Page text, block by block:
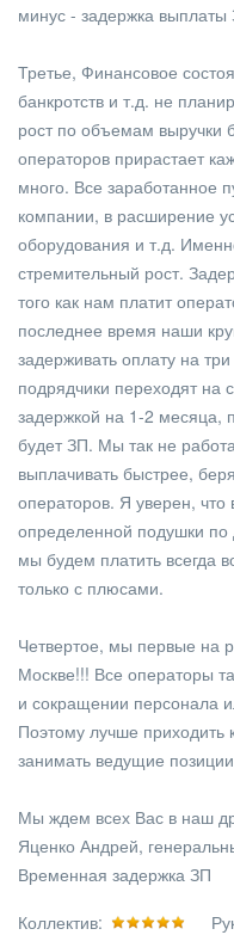
минус - задержка выплаты
Третье, Финансовое
банкротств и т.д. не
рост по объемам выручки
операторов прирастает
много. Все заработанное
компании, в расширение
оборудования и т.д.
стремительный рост.
того как нам платит
последнее время наши
задерживать оплату на
подрядчики переходят на
задержкой на 1-2 месяца,
будет ЗП. Мы так не
выплачивать быстрее,
операторов. Я уверен,
определенной подушки
мы будем платить всегда
только с плюсами.
Четвертое, мы первые на
Москве!!! Все операторы
и сокращении персонала
Поэтому лучше приходить
занимать ведущие
Мы ждем всех Вас в наш
Яценко Андрей,
Временная задержка ЗП
Коллектив: